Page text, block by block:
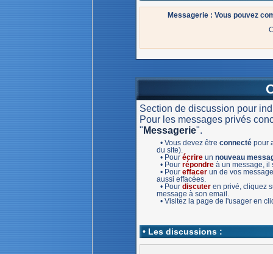
Messagerie : Vous pouvez
Section de discussion pour
Pour les messages privés
" Messagerie".
• Vous devez être connectépour
du site).
• Pour écrireun nouveau
• Pour répondreà un message, il
• Pour effacerun de vos
aussi effacées.
• Pour discuteren privé, cliquez
message à son email.
• Visitez la page de l'usager en
• Les discussions :